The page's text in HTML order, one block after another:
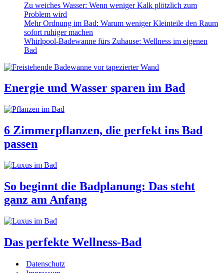
Zu weiches Wasser: Wenn weniger Kalk plötzlich zum
Problem wird
Mehr Ordnung im Bad: Warum weniger Kleinteile den Raum
sofort ruhiger machen
Whirlpool-Badewanne fürs Zuhause: Wellness im eigenen
Bad
Energie und Wasser sparen im Bad
6 Zimmerpflanzen, die perfekt ins Bad
passen
So beginnt die Badplanung: Das steht
ganz am Anfang
Das perfekte Wellness-Bad
Datenschutz